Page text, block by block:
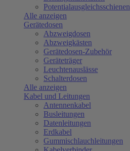
Potentialausgleichsschienen
Alle anzeigen
Gerätedosen
Abzweigdosen
Abzweigkästen
Gerätedosen-Zubehör
Geräteträger
Leuchtenauslässe
Schalterdosen
Alle anzeigen
Kabel und Leitungen
Antennenkabel
Busleitungen
Datenleitungen
Erdkabel
Gummischlauchleitungen